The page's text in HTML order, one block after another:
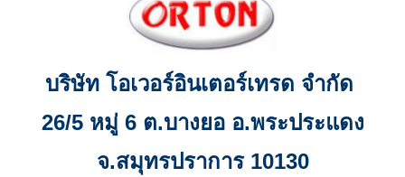
บริษัท โอเวอร์อินเตอร์เทรด จำกัด
26/5 หมู่ 6 ต.บางยอ อ.พระประแดง
จ.สมุทรปราการ 10130